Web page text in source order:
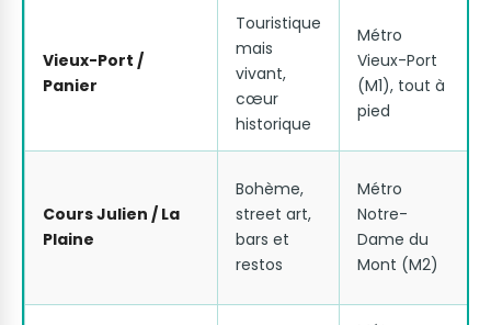
Vieux-Port /
Panier
Touristique
mais
vivant,
cœur
historique
Métro
Vieux-Port
(M1), tout à
pied
Cours Julien / La
Plaine
Bohème,
street art,
bars et
restos
Métro
Notre-
Dame du
Mont (M2)